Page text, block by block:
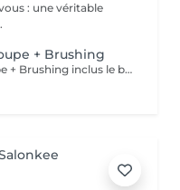
: une véritable
+ Brushing
Le Forfait Balayage / Mèches + Coupe + Brushing inclus le balayage, le traitement, la coupe, le brushing, le shampoing et le soin. Le prix pourra varier en fonction de la longueur des cheveux. Pour tout renseignement complémentaire, n'hésitez pas à nous appeler.